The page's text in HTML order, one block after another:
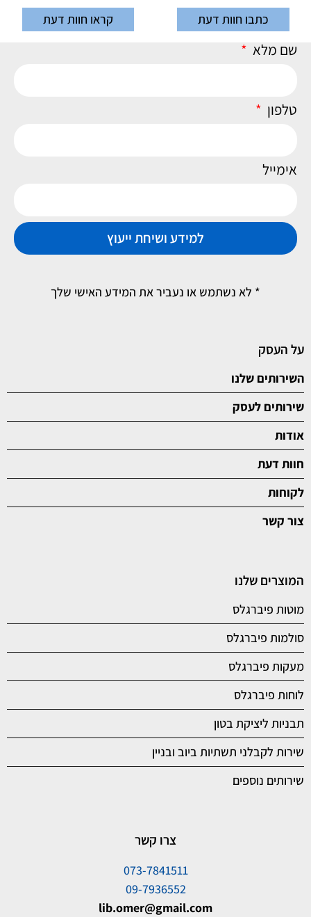
כתבו חוות דעת קראו חוות דעת
שם מלא
טלפון
אימייל
למידע ושיחת ייעוץ
* לא נשתמש או נעביר את המידע האישי שלך
על העסק
השירותים שלנו
שירותים לעסק
אודות
חוות דעת
לקוחות
צור קשר
המוצרים שלנו
מוטות פיברגלס
סולמות פיברגלס
מעקות פיברגלס
לוחות פיברגלס
תבניות ליציקת בטון
שירות לקבלני תשתיות ביוב ובניין
שירותים נוספים
צרו קשר
073-7841511
09-7936552
lib.omer@gmail.com